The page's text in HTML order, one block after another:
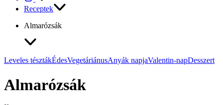
Receptek
Almarózsák
Leveles tésztákÉdesVegetáriánusAnyák napjaValentin-napDesszert
Almarózsák